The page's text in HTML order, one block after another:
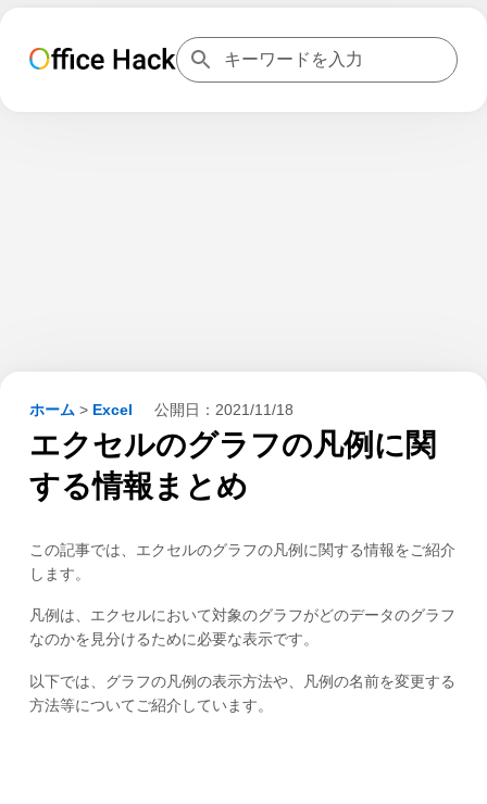
ホーム > Excel 公開日： 2021/11/18
エクセルのグラフの凡例に関
する情報まとめ
この記事では、エクセルのグラフの凡例に関する情報をご紹介
します。
凡例は、エクセルにおいて対象のグラフがどのデータのグラフ
なのかを見分けるために必要な表示です。
以下では、グラフの凡例の表示方法や、凡例の名前を変更する
方法等についてご紹介しています。